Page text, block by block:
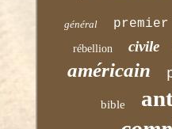
général premier
rébellion civile
américain
bible